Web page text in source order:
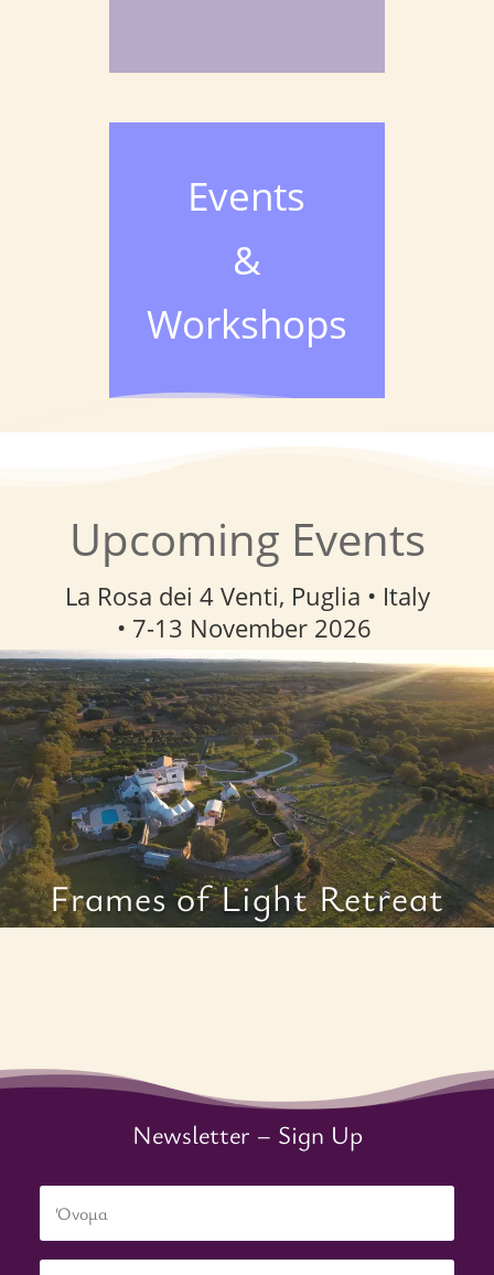
Events
&
Workshops
Upcoming Events
La Rosa dei 4 Venti, Puglia • Italy
• 7-13 November 2026
Frames of Light Retreat
Newsletter – Sign Up